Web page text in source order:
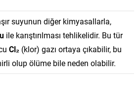
suyunun diğer kimyasallarla,
ile karıştırılması tehlikelidir. Bu tür
Cl₂ (klor) gazı ortaya çıkabilir, bu
olup ölüme bile neden olabilir.